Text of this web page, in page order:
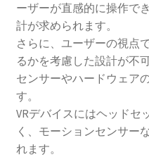
ーザーが直感的に操作で
計が求められます。
さらに、ユーザーの視点
るかを考慮した設計が不
センサーやハードウェア
す。
VRデバイスにはヘッドセ
く、モーションセンサー
れます。